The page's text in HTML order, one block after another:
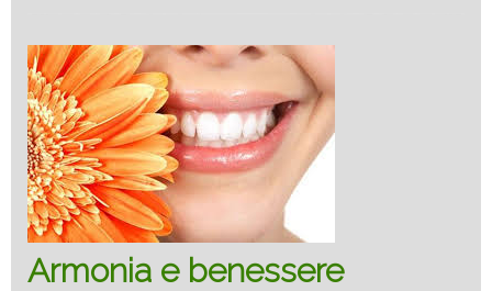
Armonia e benessere